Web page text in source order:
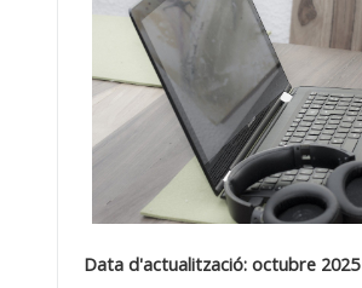
Data d'actualització: octubre 2025